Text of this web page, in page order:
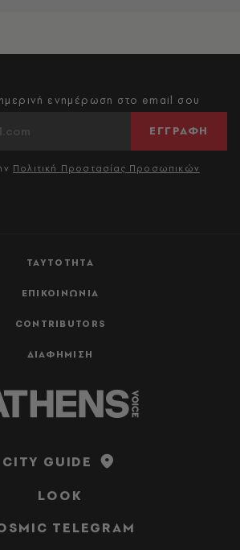
ΤΑΥΤΟΤΗΤΑ
ΕΠΙΚΟΙΝΩΝΙΑ
CONTRIBUTORS
ΔΙΑΦΗΜΙΣΗ
ενημέρωση στο email σου
ΕΓΓΡΑΦΗ
Πολιτική Προστασίας Προσωπικών
CITY GUIDE
LOOK
TELEGRAM